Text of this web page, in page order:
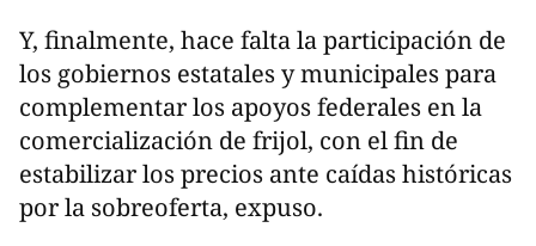
Y, finalmente, hace falta la participación de
los gobiernos estatales y municipales para
complementar los apoyos federales en la
comercialización de frijol, con el fin de
estabilizar los precios ante caídas históricas
por la sobreoferta, expuso.